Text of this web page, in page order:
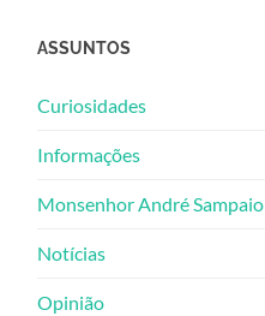
ASSUNTOS
Curiosidades
Informações
Monsenhor André Sampaio
Notícias
Opinião